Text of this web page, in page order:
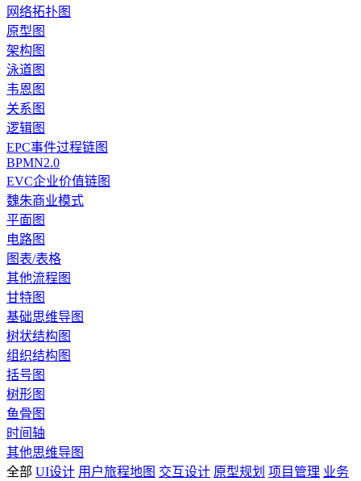
网络拓扑图
原型图
架构图
泳道图
韦恩图
关系图
逻辑图
EPC事件过程链图
BPMN2.0
EVC企业价值链图
魏朱商业模式
平面图
电路图
图表/表格
其他流程图
甘特图
基础思维导图
树状结构图
组织结构图
括号图
树形图
鱼骨图
时间轴
其他思维导图
全部 UI设计 用户旅程地图 交互设计 原型规划 项目管理 业务